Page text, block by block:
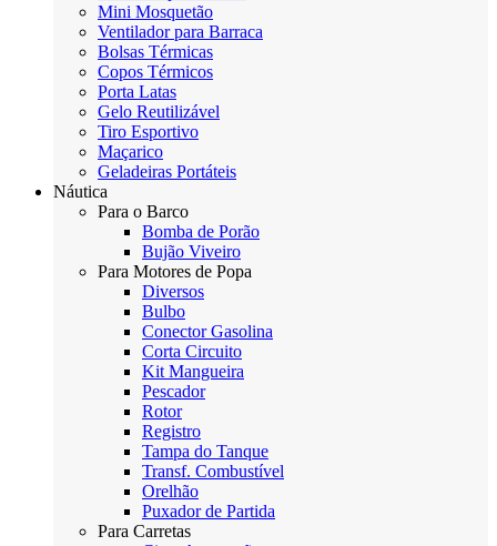
Mini Mosquetão
Ventilador para Barraca
Bolsas Térmicas
Copos Térmicos
Porta Latas
Gelo Reutilizável
Tiro Esportivo
Maçarico
Geladeiras Portáteis
Náutica
Para o Barco
Bomba de Porão
Bujão Viveiro
Para Motores de Popa
Diversos
Bulbo
Conector Gasolina
Corta Circuito
Kit Mangueira
Pescador
Rotor
Registro
Tampa do Tanque
Transf. Combustível
Orelhão
Puxador de Partida
Para Carretas